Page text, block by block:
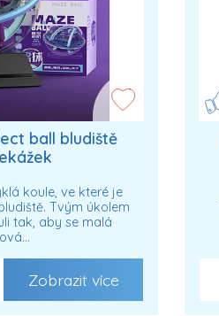
ball bludiště
koule, ve které je
Tvým úkolem
tak, aby se malá
Zobrazit více